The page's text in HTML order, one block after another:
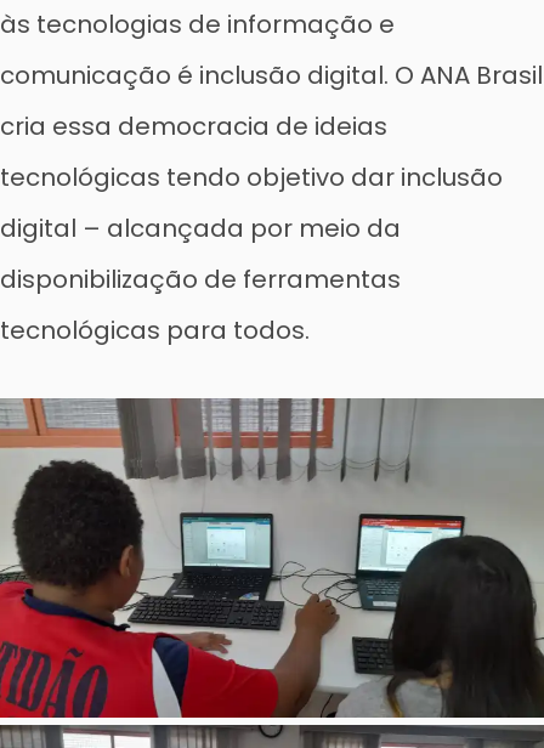
às tecnologias de informação e
comunicação é inclusão digital. O ANA Brasil
cria essa democracia de ideias
tecnológicas tendo objetivo dar inclusão
digital – alcançada por meio da
disponibilização de ferramentas
tecnológicas para todos.